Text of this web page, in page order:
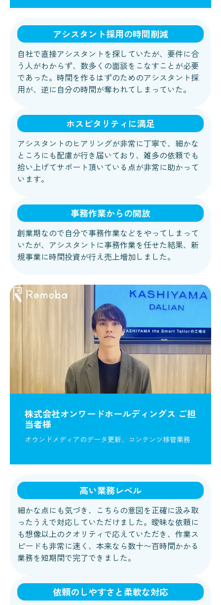
アシスタント採用の時間削減
自社で直接アシスタントを探していたが、要件に合
う人がわからず、数多くの面談をこなすことが必要
であった。時間を作るはずのためのアシスタント採
用が、逆に自分の時間が奪われてしまっていた。
ホスピタリティに満足
アシスタントのヒアリングが非常に丁寧で、細かな
ところにも配慮が行き届いており、雑多の依頼でも
拾い上げてサポート頂いている点が非常に助かって
います。
事務作業からの開放
創業期なので自分で事務作業などをやってしまって
いたが、アシスタントに事務作業を任せた結果、新
規事業に時間投資が行え売上増加しました。
株式会社オンワードホールディングス ご担
当者様
オウンドメディアのデータ更新、コンテンツ移管業務
高い業務レベル
細かな点にも気づき、こちらの意図を正確に汲み取
ったうえで対応していただけました。曖昧な依頼に
も想像以上のクオリティで応えていただき、作業ス
ピードも非常に速く、本来なら数十〜百時間かかる
業務を短期間で完了できました。
依頼のしやすさと柔軟な対応